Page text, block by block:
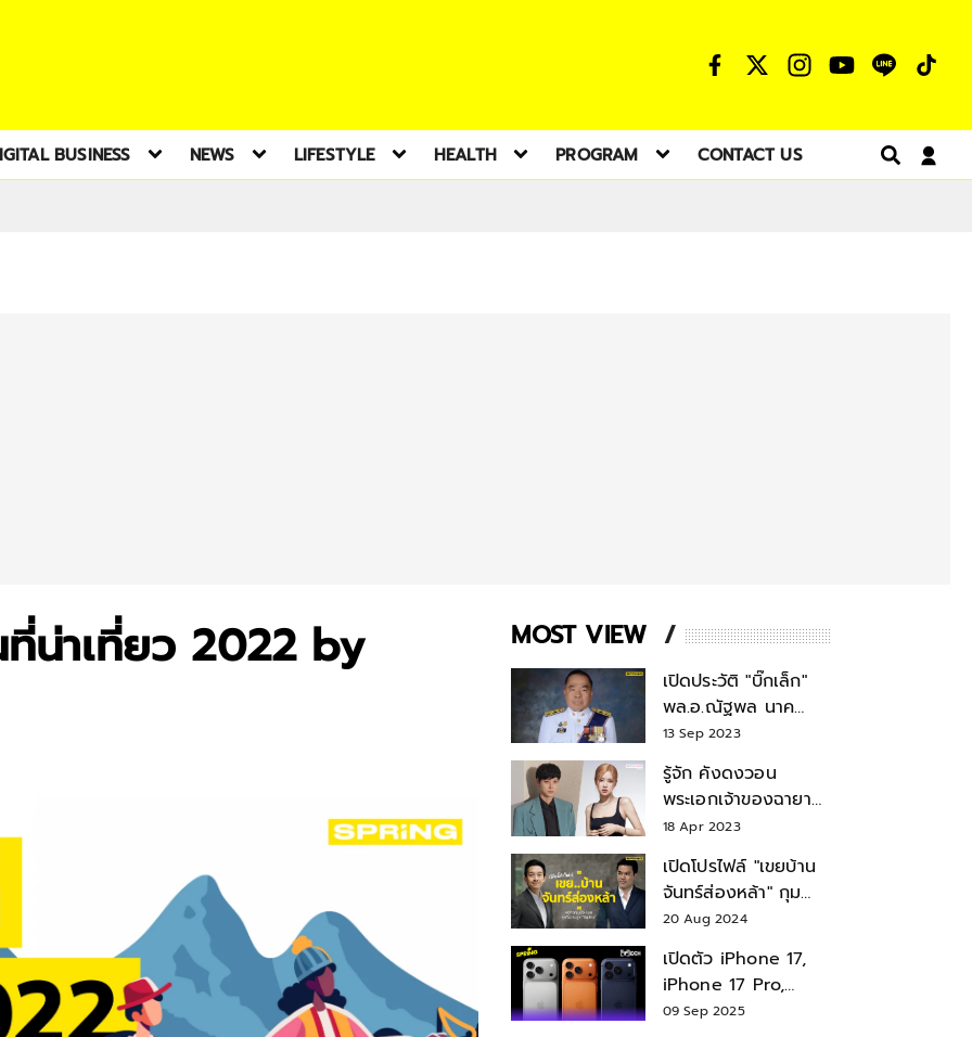
BUSINESS NEWS LIFESTYLE HEALTH PROGRAM CONTACT US
น่าเที่ยว 2022 by MOST VIEW
เปิดประวัติ "บิ๊กเล็ก"
พล.อ.ณัฐพล นาค
พาณิชย์ จากเลขาฯ
สมช.-เลขาฯ
รมว.กลาโหม
13 Sep 2023
รู้จัก คังดงวอน
พระเอกเจ้าของฉายา
สมบัติแห่งชาติ หลังมี
18 Apr 2023
เปิดโปรไฟล์ "เขยบ้าน
จันทร์ส่องหล้า" กุม
บังเหียนธุรกิจตระกูล
"ชินวัตร"
20 Aug 2024
เปิดตัว iPhone 17,
iPhone 17 Pro,
iPhone 17 Air สเปค
09 Sep 2025